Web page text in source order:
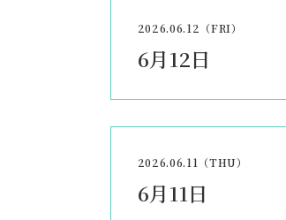
2026.06.12（FRI）
6月12日
2026.06.11（THU）
6月11日